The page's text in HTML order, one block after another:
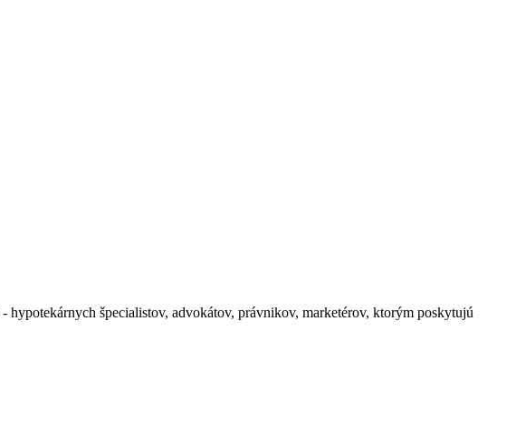
špecialistov, advokátov, právnikov, marketérov, ktorým poskytujú